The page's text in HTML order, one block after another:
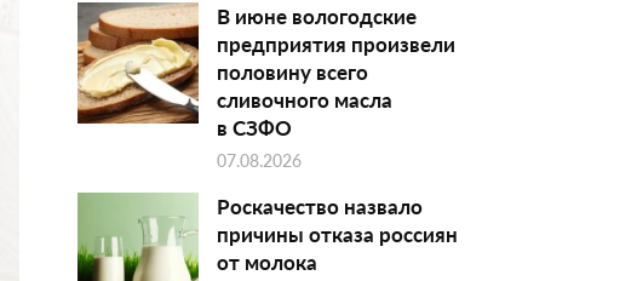
В июне вологодские
предприятия произвели
половину всего
сливочного масла
в СЗФО
07.08.2026
Роскачество назвало
причины отказа россиян
от молока